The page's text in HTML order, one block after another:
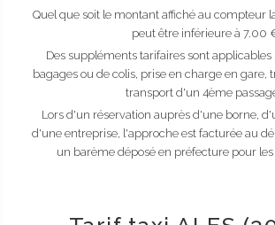
Quel que soit le montant affiché au compteur
peut être inférieure à 7.00
Des suppléments tarifaires sont
bagages ou de colis, prise en charge en gare,
transport d'un 4ème
Lors d'un réservation auprès d'une borne,
d'une entreprise, l'approche est facturée au
un barème déposé en préfecture pour les